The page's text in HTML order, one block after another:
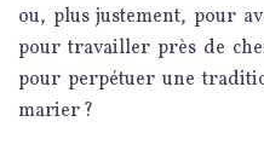
ou, plus justement, pour
pour travailler près de
pour perpétuer une
marier ?